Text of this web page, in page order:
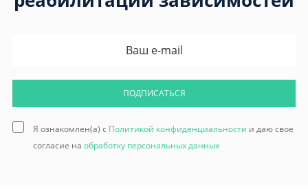
ПОДПИСАТЬСЯ
Я ознакомлен(а) с Политикой конфиденциальности и даю свое
согласие на обработку персональных данных